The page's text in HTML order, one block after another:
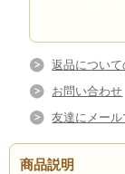
返品につい
お問い合わせ
友達にメー
商品説明